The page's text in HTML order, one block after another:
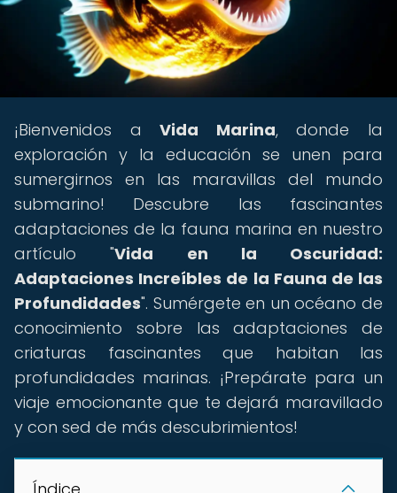
¡Bienvenidos aVida Marina, donde la
exploración y la educación se unen para
sumergirnos en las maravillas del mundo
submarino! Descubre las fascinantes
adaptaciones de la fauna marina en nuestro
artículo "Vida en la Oscuridad:
Adaptaciones Increíbles de la Fauna de las
Profundidades". Sumérgete en un océano de
conocimiento sobre las adaptaciones de
criaturas fascinantes que habitan las
profundidades marinas. ¡Prepárate para un
viaje emocionante que te dejará maravillado
y con sed de más descubrimientos!